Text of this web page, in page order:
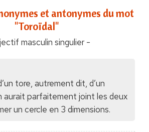
et antonymes du mot
"Toroïdal"
masculin singulier -
tore, autrement dit, d’un
aurait parfaitement joint les deux
un cercle en 3 dimensions.